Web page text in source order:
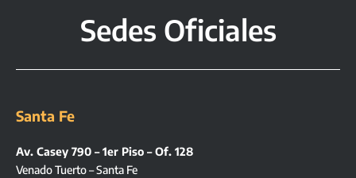
Sedes Oficiales
Santa Fe
Av. Casey 790 – 1er Piso – Of. 128
Venado Tuerto – Santa Fe